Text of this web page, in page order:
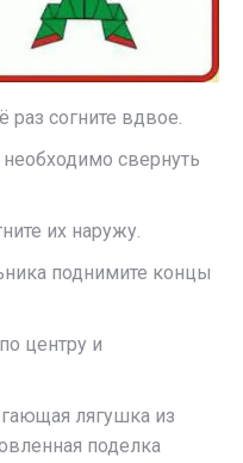
согните вдвое.
свернуть
их наружу.
поднимите концы
центру и
лягушка из
поделка